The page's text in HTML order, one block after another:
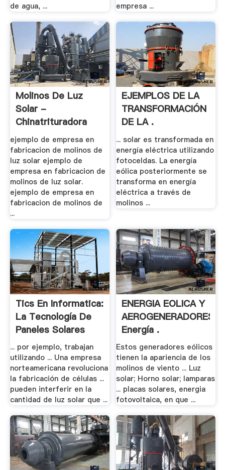
de agua, ...
empresa ...
Molinos De Luz
Solar -
Chinatrituradora
ejemplo de empresa en
fabricacion de molinos de
luz solar ejemplo de
empresa en fabricacion de
molinos de luz solar.
ejemplo de empresa en
fabricacion de molinos de
...
EJEMPLOS DE LA
TRANSFORMACIÓN
DE LA .
... solar es transformada en
energía eléctrica utilizando
fotoceldas. La energía
eólica posteriormente se
transforma en energía
eléctrica a través de
molinos ...
Tics En Informatica:
La Tecnología De
Paneles Solares
... por ejemplo, trabajan
utilizando ... Una empresa
norteamericana revoluciona
la fabricación de células ...
pueden interferir en la
cantidad de luz solar que ...
ENERGIA EOLICA Y
AEROGENERADORES:
Energía .
Estos generadores eólicos
tienen la apariencia de los
molinos de viento ... Luz
solar; Horno solar; lamparas
... placas solares, energia
fotovoltaica, en que ...